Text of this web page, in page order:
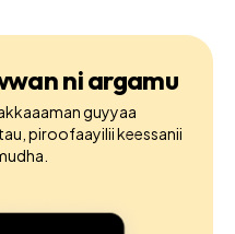
ni argamu
guyyaa
piroofaayilii keessanii